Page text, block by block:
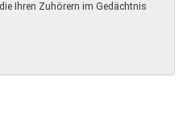
Ihren Zuhörern im Gedächtnis